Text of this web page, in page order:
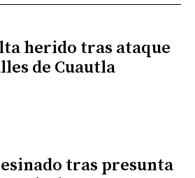
herido tras ataque
de Cuautla
tras presunta